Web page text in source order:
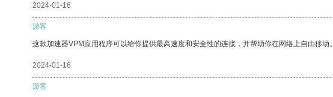
2024-01-16
游客
这款加速器VPM应用程序可以给你提供最高速度和安全性的连接，并帮助你在网络上自由移动。
2024-01-16
游客